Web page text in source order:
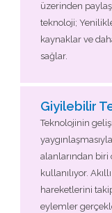
üzerinden
teknoloji;
kaynaklar ve
sağlar.
Giyilebilir
Teknolojinin
alanlarından
kullanılıyor.
hareketlerini
eylemler